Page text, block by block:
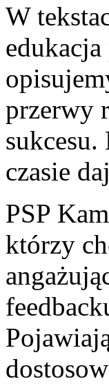
W
przerwy
czasie
PSP
którzy